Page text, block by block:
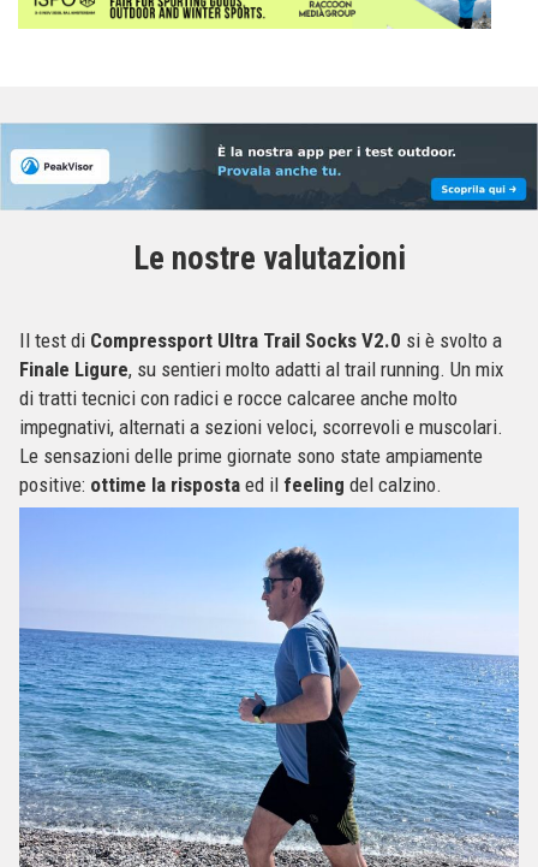
Le nostre valutazioni
Il test di Compressport Ultra Trail Socks V2.0 si è svolto a
Finale Ligure, su sentieri molto adatti al trail running. Un mix
di tratti tecnici con radici e rocce calcaree anche molto
impegnativi, alternati a sezioni veloci, scorrevoli e muscolari.
Le sensazioni delle prime giornate sono state ampiamente
positive: ottime la risposta ed il feeling del calzino.